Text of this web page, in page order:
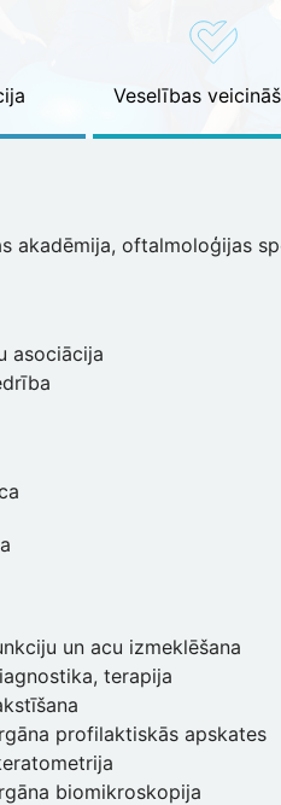
Veselības
akadēmija, oftalmoloģijas
asociācija
un acu izmeklēšana
terapija
profilaktiskās apskates
biomikroskopija